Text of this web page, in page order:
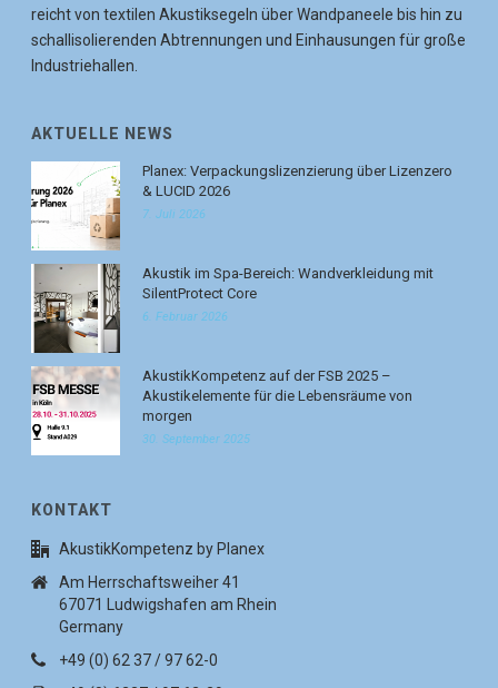
reicht von textilen Akustiksegeln über Wandpaneele bis hin zu
schallisolierenden Abtrennungen und Einhausungen für große
Industriehallen.
AKTUELLE NEWS
Planex: Verpackungslizenzierung über Lizenzero
& LUCID 2026
7. Juli 2026
Akustik im Spa-Bereich: Wandverkleidung mit
SilentProtect Core
6. Februar 2026
AkustikKompetenz auf der FSB 2025 –
Akustikelemente für die Lebensräume von
morgen
30. September 2025
KONTAKT
AkustikKompetenz by Planex
Am Herrschaftsweiher 41
67071 Ludwigshafen am Rhein
Germany
+49 (0) 62 37 / 97 62-0